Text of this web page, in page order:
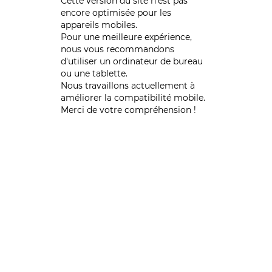
encore optimisée pour les
appareils mobiles.
Pour une meilleure expérience,
nous vous recommandons
d'utiliser un ordinateur de bureau
ou une tablette.
Nous travaillons actuellement à
améliorer la compatibilité mobile.
Merci de votre compréhension !